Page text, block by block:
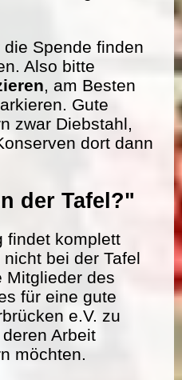
Spende finden
Also bitte
, am Besten
Gute
zwar Diebstahl,
dort dann
der Tafel?"
findet komplett
bei der Tafel
Mitglieder des
für eine gute
e.V. zu
Arbeit
möchten.